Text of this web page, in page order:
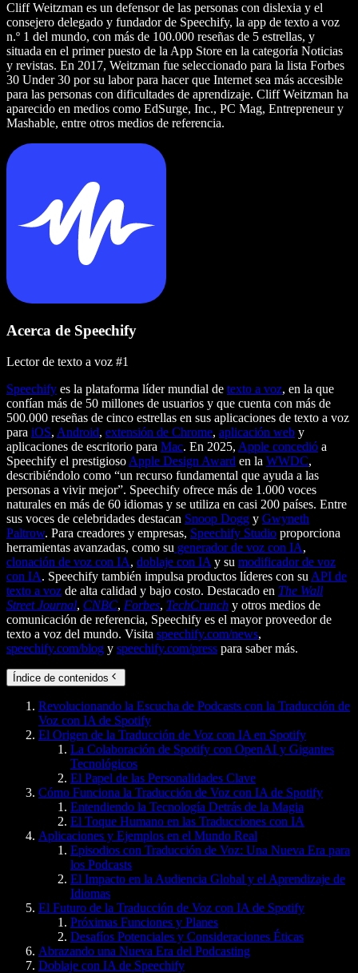
Cliff Weitzman es un defensor de las personas con dislexia y el
consejero delegado y fundador de Speechify, la app de texto a voz
n.º 1 del mundo, con más de 100.000 reseñas de 5 estrellas, y
situada en el primer puesto de la App Store en la categoría Noticias
y revistas. En 2017, Weitzman fue seleccionado para la lista Forbes
30 Under 30 por su labor para hacer que Internet sea más accesible
para las personas con dificultades de aprendizaje. Cliff Weitzman ha
aparecido en medios como EdSurge, Inc., PC Mag, Entrepreneur y
Mashable, entre otros medios de referencia.
Acerca de Speechify
Lector de texto a voz #1
Speechify es la plataforma líder mundial de texto a voz, en la que
confían más de 50 millones de usuarios y que cuenta con más de
500.000 reseñas de cinco estrellas en sus aplicaciones de texto a voz
para iOS, Android, extensión de Chrome, aplicación web y
aplicaciones de escritorio para Mac. En 2025, Apple concedió a
Speechify el prestigioso Apple Design Award en la WWDC,
describiéndolo como “un recurso fundamental que ayuda a las
personas a vivir mejor”. Speechify ofrece más de 1.000 voces
naturales en más de 60 idiomas y se utiliza en casi 200 países. Entre
sus voces de celebridades destacan Snoop Dogg y Gwyneth
Paltrow. Para creadores y empresas, Speechify Studio proporciona
herramientas avanzadas, como su generador de voz con IA,
clonación de voz con IA, doblaje con IA y su modificador de voz
con IA. Speechify también impulsa productos líderes con su API de
texto a voz de alta calidad y bajo costo. Destacado en The Wall
Street Journal, CNBC, Forbes, TechCrunch y otros medios de
comunicación de referencia, Speechify es el mayor proveedor de
texto a voz del mundo. Visita speechify.com/news,
speechify.com/blog y speechify.com/press para saber más.
Índice de contenidos
Revolucionando la Escucha de Podcasts con la Traducción de
Voz con IA de Spotify
El Origen de la Traducción de Voz con IA en Spotify
La Colaboración de Spotify con OpenAI y Gigantes
Tecnológicos
El Papel de las Personalidades Clave
Cómo Funciona la Traducción de Voz con IA de Spotify
Entendiendo la Tecnología Detrás de la Magia
El Toque Humano en las Traducciones con IA
Aplicaciones y Ejemplos en el Mundo Real
Episodios con Traducción de Voz: Una Nueva Era para
los Podcasts
El Impacto en la Audiencia Global y el Aprendizaje de
Idiomas
El Futuro de la Traducción de Voz con IA de Spotify
Próximas Funciones y Planes
Desafíos Potenciales y Consideraciones Éticas
Abrazando una Nueva Era del Podcasting
Doblaje con IA de Speechify